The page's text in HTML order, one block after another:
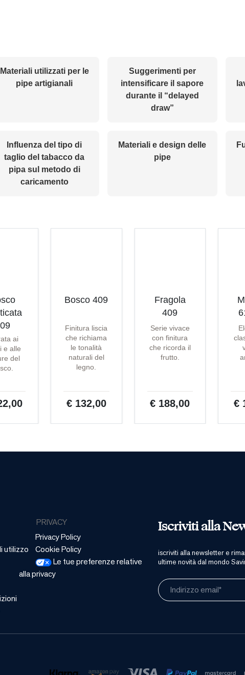
Materiali utilizzati per le
pipe artigianali
Suggerimenti per
intensificare il sapore
durante il “delayed
draw”
Influenza del tipo di
taglio del tabacco da
pipa sul metodo di
caricamento
Materiali e design delle
pipe
ai
e alle
del
Bosco 409
Finitura liscia
che richiama
le tonalità
naturali del
legno.
€ 132,00
Fragola
409
Serie vivace
con finitura
che ricorda il
frutto.
€ 188,00 €
Iscriviti alla
iscriviti alla newsletter e
ultime novità dal mondo
Indirizzo email*
utilizzo
PRIVACY
Privacy Policy
Cookie Policy
Le tue preferenze relative
alla privacy